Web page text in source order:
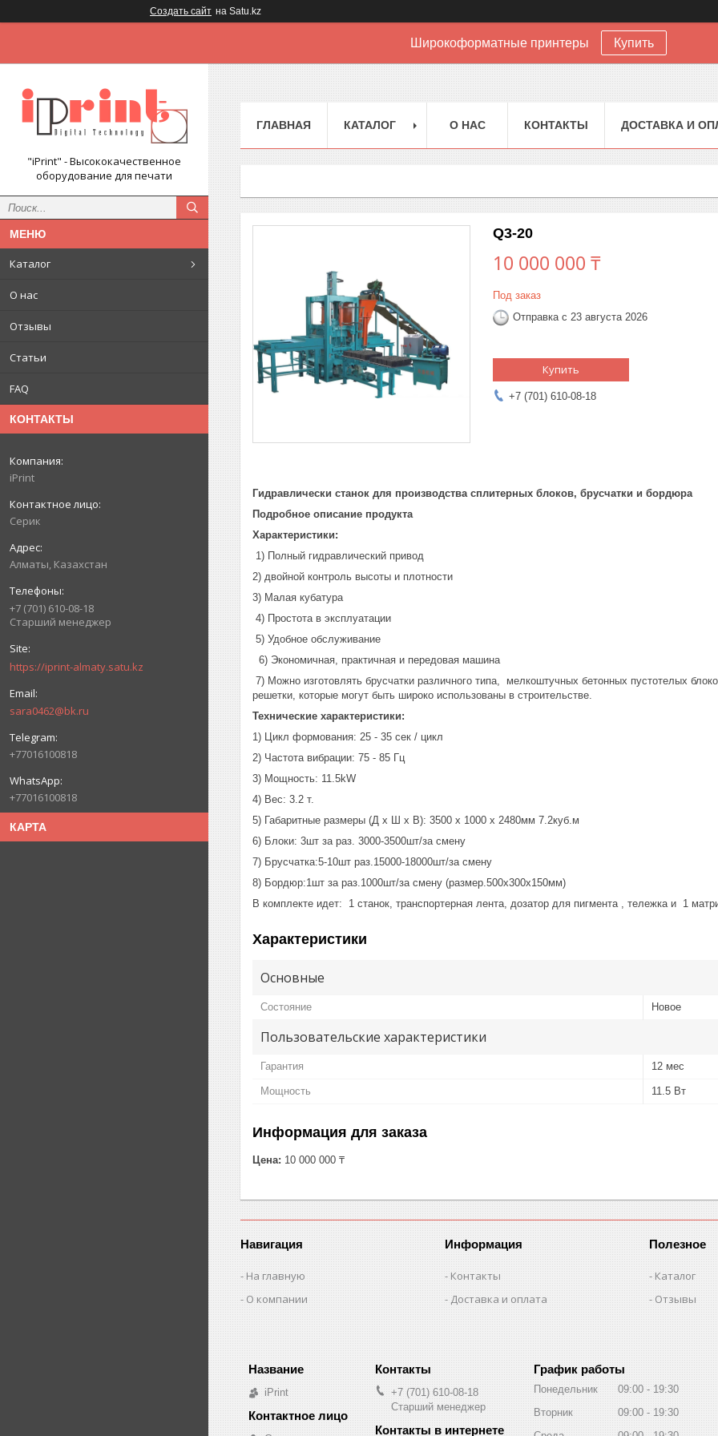
Создать сайт на Satu.kz
Широкоформатные принтеры Купить
"iPrint" - Высококачественное
оборудование для печати
Каталог
О нас
Отзывы
Статьи
FAQ
КОНТАКТЫ
iPrint
Серик
Алматы, Казахстан
+7 (701) 610-08-18
Старший менеджер
https://iprint-almaty.satu.kz
sara0462@bk.ru
+77016100818
+77016100818
КАРТА
ГЛАВНАЯ КАТАЛОГ О НАС КОНТАКТЫ ДОСТАВКА И
Q3-20
10 000 000 ₸
Под заказ
Отправка с 23 августа 2026
Купить
+7 (701) 610-08-18
Гидравлически станок для производства сплитерных блоков, брусчатки и бордюра
Подробное описание продукта
Характеристики:
1) Полный гидравлический привод
2) двойной контроль высоты и плотности
3) Малая кубатура
4) Простота в эксплуатации
5) Удобное обслуживание
6) Экономичная, практичная и передовая машина
7) Можно изготовлять брусчатки различного типа, мелкоштучных бетонных пустотелых
решетки, которые могут быть широко использованы в строительстве.
Технические характеристики:
1) Цикл формования: 25 - 35 сек / цикл
2) Частота вибрации: 75 - 85 Гц
3) Мощность: 11.5kW
4) Вес: 3.2 т.
5) Габаритные размеры (Д х Ш х В): 3500 х 1000 х 2480мм 7.2куб.м
6) Блоки: 3шт за раз. 3000-3500шт/за смену
7) Брусчатка:5-10шт раз.15000-18000шт/за смену
8) Бордюр:1шт за раз.1000шт/за смену (размер.500х300х150мм)
В комплекте идет: 1 станок, транспортерная лента, дозатор для пигмента , тележка и 1
Характеристики
Основные
Состояние Новое
Пользовательские характеристики
Гарантия 12 мес
Мощность 11.5 Вт
Информация для заказа
Цена: 10 000 000 ₸
Навигация
На главную
О компании
Информация
Контакты
Доставка и оплата
Полезное
Каталог
Отзывы
iPrint
+7 (701) 610-08-18
Старший менеджер
График работы
Понедельник 09:00
19:30
Вторник
09:00
19:30